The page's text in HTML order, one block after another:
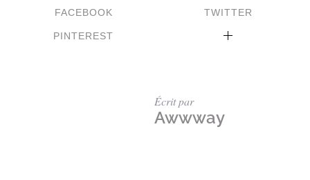
FACEBOOK TWITTER
PINTEREST
Écrit par
Awwway